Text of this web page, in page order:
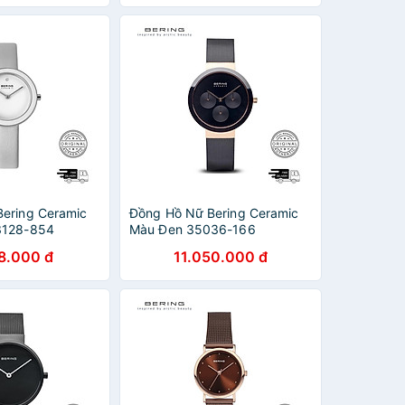
Ceramic
854
đ
Đồng Hồ Nữ Bering Ceramic
Màu Đen 35036-166
11.050.000 đ